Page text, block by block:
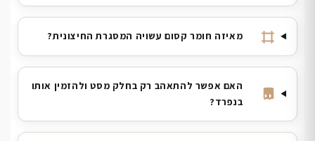
מאיזה חומר קסום עשויה המסגרת החיצונית?
האם אפשר להתאהב רק בחלק מסט ולהזמין אותו
בנפרד?